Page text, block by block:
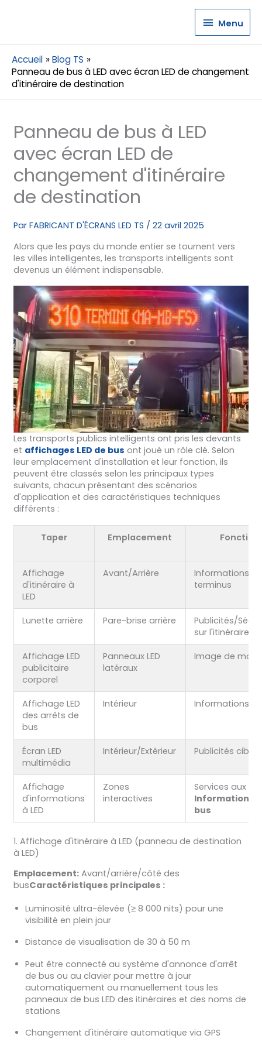
Menu
Menu
Accueil
Blog TS
Panneau de bus à LED avec écran LED de changement
d'itinéraire de destination
Panneau de bus à LED
avec écran LED de
changement d'itinéraire
de destination
Par FABRICANT D'ÉCRANS LED TS / 22 avril 2025
Alors que les pays du monde entier se tournent vers
les villes intelligentes, les transports intelligents sont
devenus un élément indispensable.
Les transports publics intelligents ont pris les devants
et affichages LED de bus ont joué un rôle clé. Selon
leur emplacement d'installation et leur fonction, ils
peuvent être classés selon les principaux types
suivants, chacun présentant des scénarios
d'application et des caractéristiques techniques
différents :
Taper Emplacement
Affichage
d'itinéraire à
LED
Avant/Arrière
Informations
terminus
Lunette arrière Pare-brise arrière
Publicités/
sur l'itinéraire
Affichage LED
publicitaire
corporel
Panneaux LED
latéraux
Image de
Affichage LED
des arrêts de
bus
Intérieur Informations
Écran LED
multimédia
Intérieur/Extérieur Publicités
Affichage
d'informations
à LED
Zones
interactives
Services aux
Informations
bus
1. Affichage d'itinéraire à LED (panneau de destination
à LED)
Emplacement:Avant/arrière/côté des
busCaractéristiques principales :
Luminosité ultra-élevée (≥ 8 000 nits) pour une
visibilité en plein jour
Distance de visualisation de 30 à 50 m
Peut être connecté au système d'annonce d'arrêt
de bus ou au clavier pour mettre à jour
automatiquement ou manuellement tous les
panneaux de bus LED des itinéraires et des noms de
stations
Changement d'itinéraire automatique via GPS